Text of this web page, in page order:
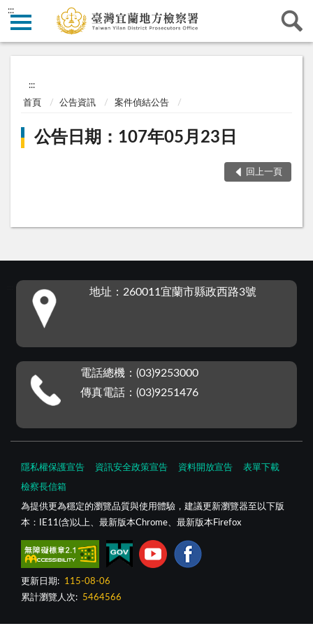
:::
:::
首頁 公告資訊 案件偵結公告
公告日期：107年05月23日
回上一頁
地址：260011宜蘭市縣政西路3號
電話總機：(03)9253000
傳真電話：(03)9251476
隱私權保護宣告 資訊安全政策宣告 資料開放宣告 表單下載
檢察長信箱
為提供更為穩定的瀏覽品質與使用體驗，建議更新瀏覽器至以下版
本：IE11(含)以上、最新版本Chrome、最新版本Firefox
更新日期:
115-08-06
累計瀏覽人次:
5464566